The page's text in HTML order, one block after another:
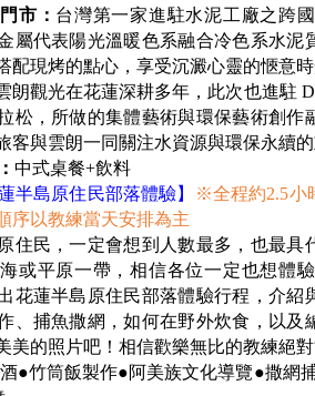
市： 台灣第一家進駐水泥工廠之跨
屬代表陽光溫暖色系融合冷色系水
配現烤的點心，享受沉澱心靈的愜意
朗觀光在花蓮深耕多年，此次也進駐
松，所做的集體藝術與環保藝術創
客與雲朗一同關注水資源與環保永續
中式桌餐+飲料
蓮半島原住民部落體驗】
※全程約2.5小
序以教練當天安排為主
住民，一定會想到人數最多，也最
或平原一帶，相信各位一定也想體
花蓮半島原住民部落體驗行程，介
、捕魚撒網，如何在野外炊食，以
美的照片吧！相信歡樂無比的教練絕
●竹筒飯製作●阿美族文化導覽●撒網